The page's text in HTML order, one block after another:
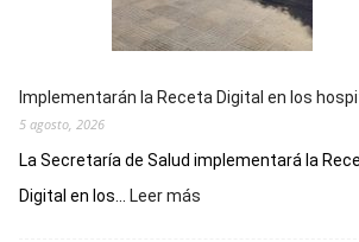
Implementarán la Receta Digital en los
5 agosto, 2026
La Secretaría de Salud implementará la
Digital en los...
Leer más